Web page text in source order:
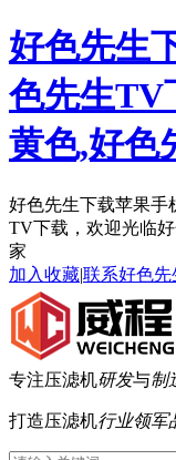
好色先生
色先生TV
黄色,好色
好色先生下载苹果手
TV下载，欢迎光临
家
加入收藏|联系好色
专注压滤机研发与制
打造压滤机行业领军